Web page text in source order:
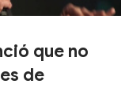
que no
de